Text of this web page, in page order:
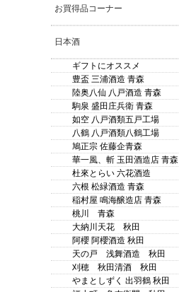
お買得品コーナー
日本酒
ギフトにオススメ
豊盃 三浦酒造 青森
陸奥八仙 八戸酒造 青森
駒泉 盛田庄兵衛 青森
如空 八戸酒類五戸工場
八鶴 八戸酒類八鶴工場
鳩正宗 佐藤企青森
華一風、斬 玉田酒造店 青森
杜來とらい 六花酒造
六根 松緑酒造 青森
稲村屋 鳴海醸造店 青森
桃川 青森
大納川天花 秋田
阿櫻 阿櫻酒造 秋田
天の戸 浅舞酒造 秋田
刈穂 秋田清酒 秋田
やまとしずく 出羽鶴 秋田